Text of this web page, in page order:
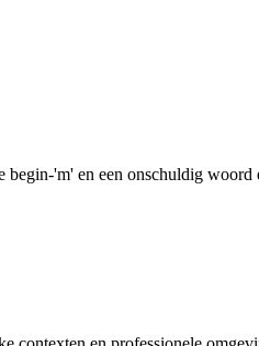
begin-'m' en een onschuldig